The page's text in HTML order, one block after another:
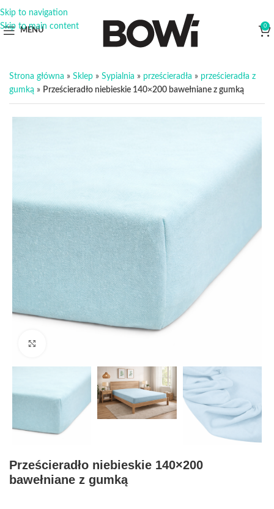
Skip to navigation
Skip to main content
MENU
0
Strona główna » Sklep » Sypialnia » prześcieradła » prześcieradła z
gumką » Prześcieradło niebieskie 140×200 bawełniane z gumką
Prześcieradło niebieskie 140×200
bawełniane z gumką